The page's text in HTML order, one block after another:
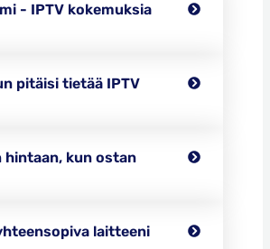
- IPTV kokemuksia
pitäisi tietää IPTV
hintaan, kun ostan
laitteeni